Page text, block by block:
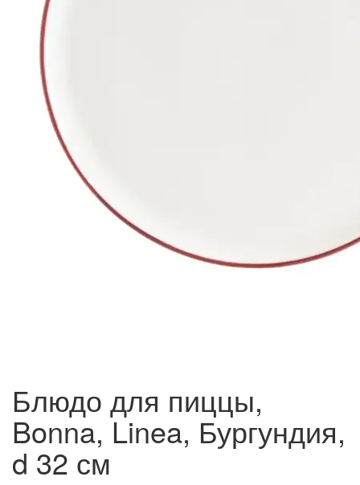
Блюдо для пиццы,
Bonna, Linea, Бургундия,
d 32 см